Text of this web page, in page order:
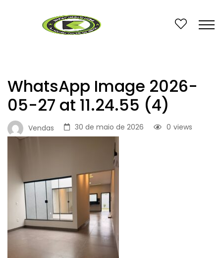
WhatsApp Image 2026-
05-27 at 11.24.55 (4)
Vendas 30 de maio de 2026 views
0